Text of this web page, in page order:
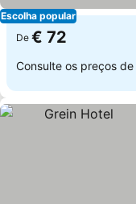
Escolha popular
De € 72
Consulte os preços de